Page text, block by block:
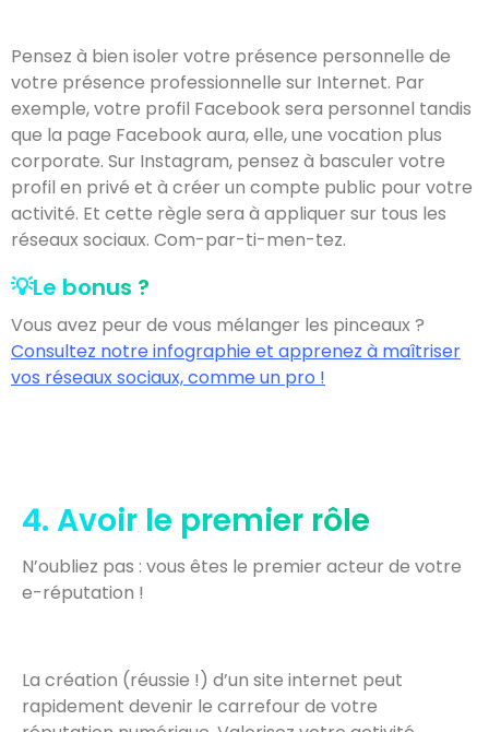
Pensez à bien isoler votre présence personnelle de
votre présence professionnelle sur Internet. Par
exemple, votre profil Facebook sera personnel tandis
que la page Facebook aura, elle, une vocation plus
corporate. Sur Instagram, pensez à basculer votre
profil en privé et à créer un compte public pour votre
activité. Et cette règle sera à appliquer sur tous les
réseaux sociaux. Com-par-ti-men-tez.
💡Le bonus ?
Vous avez peur de vous mélanger les pinceaux ?
Consultez notre infographie et apprenez à maîtriser
vos réseaux sociaux, comme un pro !
4. Avoir le premier rôle
N’oubliez pas : vous êtes le premier acteur de votre
e-réputation !
La création (réussie !) d’un site internet peut
rapidement devenir le carrefour de votre